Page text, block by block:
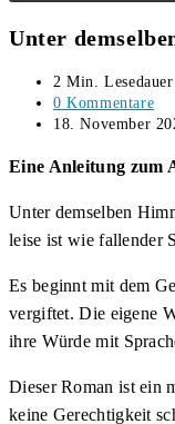
durchsuchen
Unter
Lesedauer:
2 Min. Lesedauer
Beitrags-
Kommentare:
0 Kommentare
Beitrag
18. November
Eine Anleitung zum
Unter demselben
leise ist wie fallender
Es beginnt mit dem
vergiftet. Die eigene
ihre Würde mit
Dieser Roman ist ein
keine Gerechtigkeit